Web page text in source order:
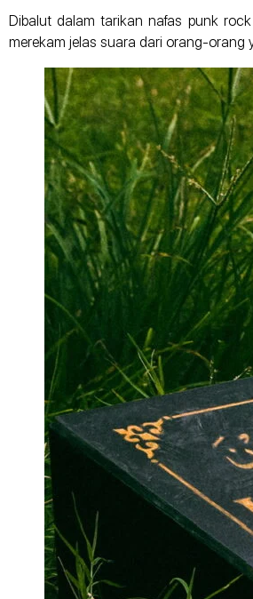
Dibalut dalam tarikan nafas punk
merekam jelas suara dari orang-